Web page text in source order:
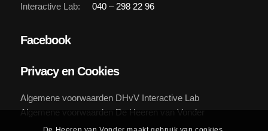
Interactive Lab:
040 – 298 22 96
Facebook
Privacy en Cookies
Algemene voorwaarden DHvV Interactive Lab
Algemene voorwaarden De Heeren van Vonder